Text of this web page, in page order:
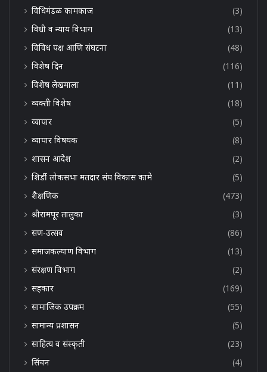
विधिमंडळ कामकाज
(3)
विधी व न्याय विभाग
(13)
विविध पक्ष आणि संघटना
(48)
विशेष दिन
(116)
विशेष लेखमाला
(11)
व्यक्ती विशेष
(18)
व्यापार
(5)
व्यापार विषयक
(8)
शासन आदेश
(2)
शिर्डी लोकसभा मतदार संघ विकास कामे
(5)
शैक्षणिक
(473)
श्रीरामपूर तालुका
(3)
सण-उत्सव
(86)
समाजकल्याण विभाग
(13)
संरक्षण विभाग
(2)
सहकार
(169)
सामाजिक उपक्रम
(55)
सामान्य प्रशासन
(5)
साहित्य व संस्कृती
(23)
सिंचन
(4)